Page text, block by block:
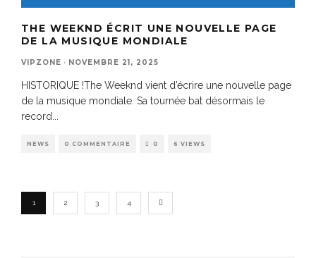
THE WEEKND ÉCRIT UNE NOUVELLE PAGE
DE LA MUSIQUE MONDIALE
VIPZONE · NOVEMBRE 21, 2025
HISTORIQUE !The Weeknd vient d’écrire une nouvelle page
de la musique mondiale. Sa tournée bat désormais le
record
NEWS 0 COMMENTAIRE 0 6 VIEWS
1 2 3 4